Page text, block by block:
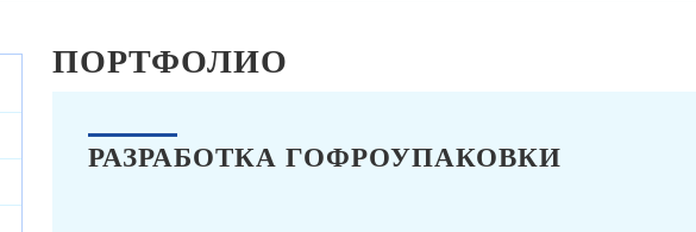
ПОРТФОЛИО
РАЗРАБОТКА ГОФРОУПАКОВКИ